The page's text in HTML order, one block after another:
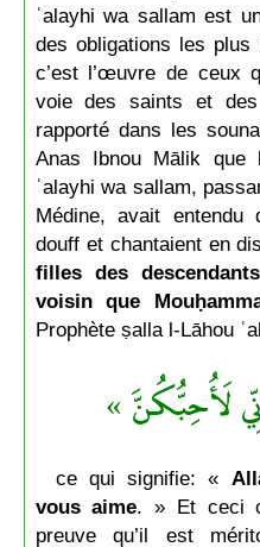
ʿalayhi wa sallam est
des obligations les plus
c’est l’œuvre de ceux
voie des saints et
rapporté dans les
Anas Ibnou Mālik que
ʿalayhi wa sallam,
Médine, avait
douff et chantaient en
filles des
voisin que
Prophète ṣalla l-Lāhou
لَأُحِبُّكُنَّ »
ce qui signifie: «
vous aime. » Et ceci
preuve qu’il est